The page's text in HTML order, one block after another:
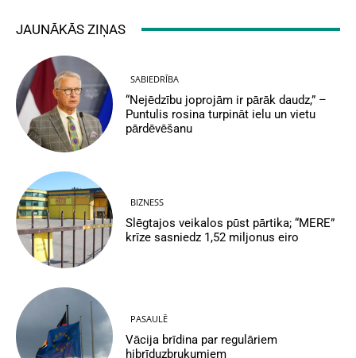
JAUNĀKĀS ZIŅAS
SABIEDRĪBA
“Nejēdzību joprojām ir pārāk daudz,” –
Puntulis rosina turpināt ielu un vietu
pārdēvēšanu
BIZNESS
Slēgtajos veikalos pūst pārtika; “MERE”
krīze sasniedz 1,52 miljonus eiro
PASAULĒ
Vācija brīdina par regulāriem
hibrīduzbrukumiem